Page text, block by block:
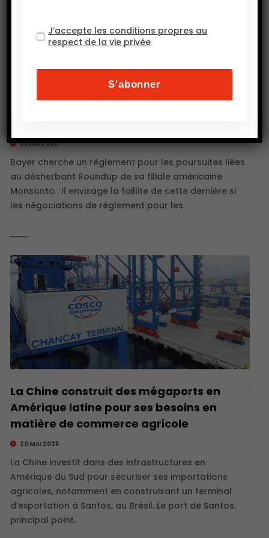
21 MAI 2025
Bayer cherche un règlement pour les poursuites liées
au désherbant Roundup de sa filiale américaine
Monsonto. Il envisage la faillite de cette dernière si
les négociations de règlement pour les.
La Chine construit des mégaports en
Amérique latine pour ses besoins en
matière de commerce agricole
20 MAI 2025
La Chine investit dans des infrastructures en
Amérique du Sud pour sécuriser ses importations
agricoles, notamment en construisant un terminal
d’exportation à Santos, au Brésil. Le port de Santos,
principal point.
J’accepte les conditions propres au
respect de la vie privée